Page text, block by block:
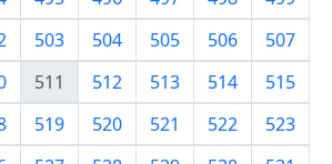
503 504 505 506
507
511 512 513 514
515
519 520 521 522
523